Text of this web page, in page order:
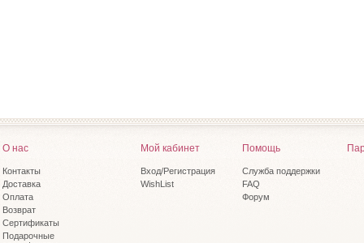
О нас
Контакты
Доставка
Оплата
Возврат
Сертификаты
Подарочные
Мой кабинет
Вход/Регистрация
WishList
Помощь
Служба поддержки
FAQ
Форум